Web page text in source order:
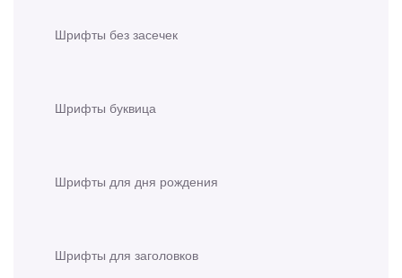
Шрифты без засечек
Шрифты буквица
Шрифты для дня рождения
Шрифты для заголовков